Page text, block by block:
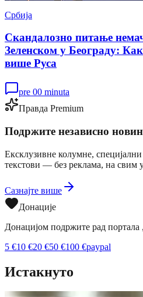
Србија
Скандалозно питање
Зеленском у Београду:
више Руса
pre 00 minuta
Правда Premium
Подржите независно
Ексклузивне колумне,
текстови — без реклама, на свим
Сазнајте више
Донације
Донацијом подржите рад
5 €10 €20 €50 €100 €paypal
Истакнуто